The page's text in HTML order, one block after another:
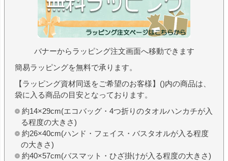
バナーからラッピング注文画面へ移動できます
簡易ラッピングを無料で承ります。
【ラッピング資材同送をご希望のお客様】()内の商品は、
袋に入る商品の目安となっております。
約14×29cm(エコバッグ・4つ折りのタオルハンカチが入
る程度の大きさ)
約26×40cm(ハンド・フェイス・バスタオルが入る程度
の大きさ)
約40×57cm(バスマット・ひざ掛けが入る程度の大きさ)